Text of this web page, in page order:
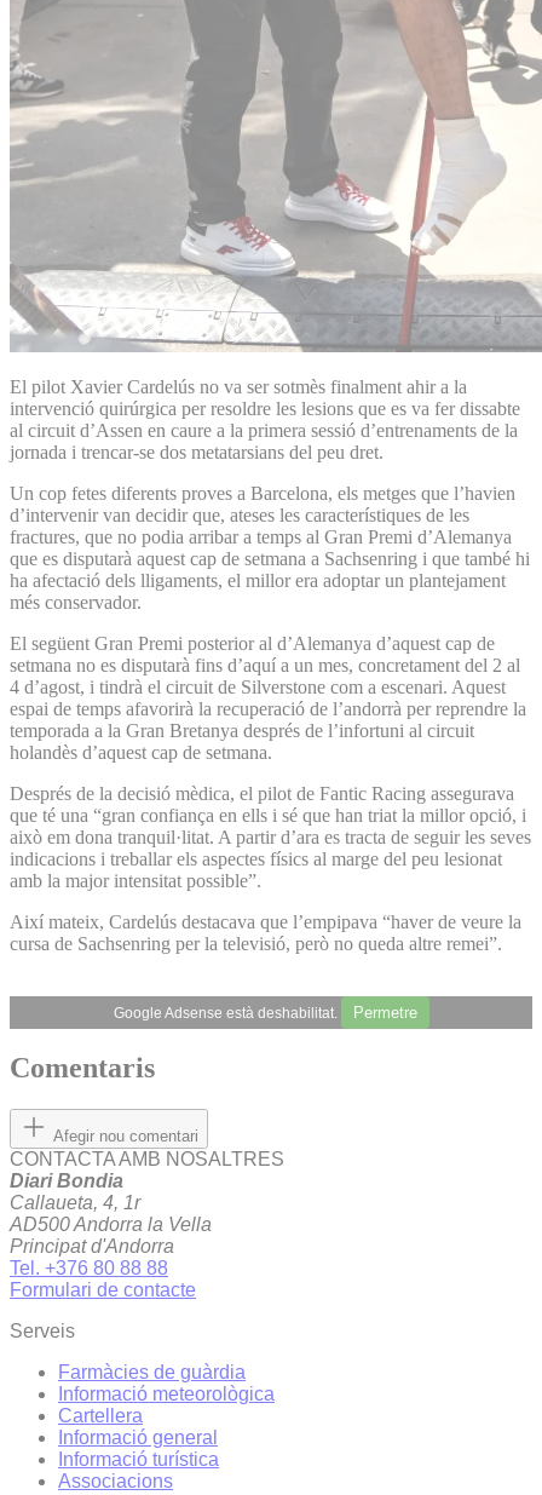
El pilot Xavier Cardelús no va ser sotmès finalment ahir a la
intervenció quirúrgica per resoldre les lesions que es va fer dissabte
al circuit d’Assen en caure a la primera sessió d’entrenaments de la
jornada i trencar-se dos metatarsians del peu dret.
Un cop fetes diferents proves a Barcelona, els metges que l’havien
d’intervenir van decidir que, ateses les característiques de les
fractures, que no podia arribar a temps al Gran Premi d’Alemanya
que es disputarà aquest cap de setmana a Sachsenring i que també hi
ha afectació dels lligaments, el millor era adoptar un plantejament
més conservador.
El següent Gran Premi posterior al d’Alemanya d’aquest cap de
setmana no es disputarà fins d’aquí a un mes, concretament del 2 al
4 d’agost, i tindrà el circuit de Silverstone com a escenari. Aquest
espai de temps afavorirà la recuperació de l’andorrà per reprendre la
temporada a la Gran Bretanya després de l’infortuni al circuit
holandès d’aquest cap de setmana.
Després de la decisió mèdica, el pilot de Fantic Racing assegurava
que té una “gran confiança en ells i sé que han triat la millor opció, i
això em dona tranquil·litat. A partir d’ara es tracta de seguir les seves
indicacions i treballar els aspectes físics al marge del peu lesionat
amb la major intensitat possible”.
Així mateix, Cardelús destacava que l’empipava “haver de veure la
cursa de Sachsenring per la televisió, però no queda altre remei”.
Google Adsense està deshabilitat. Permetre
Comentaris
Afegir nou comentari
CONTACTA AMB NOSALTRES
Diari Bondia
Callaueta, 4, 1r
AD500 Andorra la Vella
Principat d'Andorra
Tel. +376 80 88 88
Formulari de contacte
Serveis
Farmàcies de guàrdia
Informació meteorològica
Cartellera
Informació general
Informació turística
Associacions